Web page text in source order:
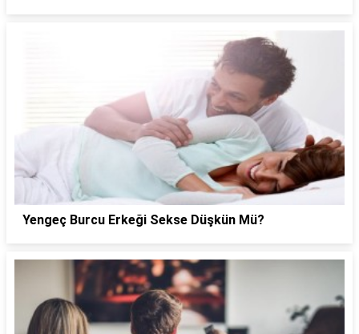
Yengeç Burcu Erkeği Sekse Düşkün Mü?